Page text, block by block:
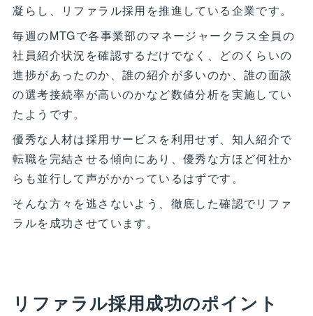
凝らし、リファラル採用を推進している企業です。
毎週のMTGで各事業部のマネージャークラス全員の
社員紹介状況を確認するだけでなく、どのくらいの
進捗があったのか、誰の紹介が多いのか、誰の面談
の選考接続率が高いのかなど数値分析を実施してい
たようです。
優秀な人材は採用サービスを利用せず、知人紹介で
転職を完結させる傾向にあり、優秀な方ほど何社か
らも並行して声がかかっているはずです。
そんな方々を逃さないよう、徹底した確認でリファ
ラルを成功させています。
リファラル採用成功のポイント